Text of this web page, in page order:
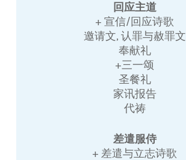
回应主道
+ 宣信/回应诗歌
邀请文, 认罪与赦罪文
奉献礼
+三一颂
圣餐礼
家讯报告
代祷
差遣服侍
+ 差遣与立志诗歌